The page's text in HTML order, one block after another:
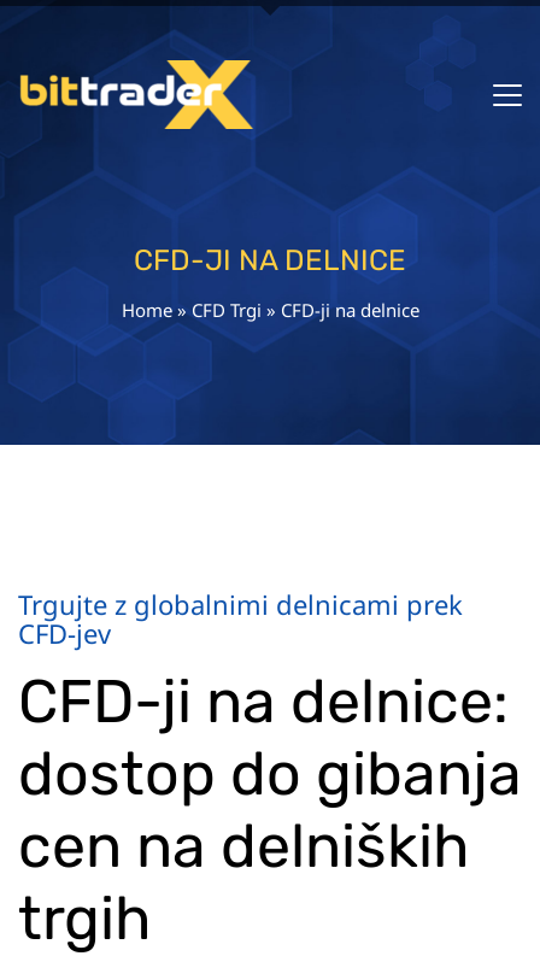
CFD-JI NA DELNICE
Home»CFD Trgi » CFD-ji na delnice
Trgujte z globalnimi delnicami prek
CFD-jev
CFD-ji na delnice:
dostop do gibanja
cen na delniških
trgih